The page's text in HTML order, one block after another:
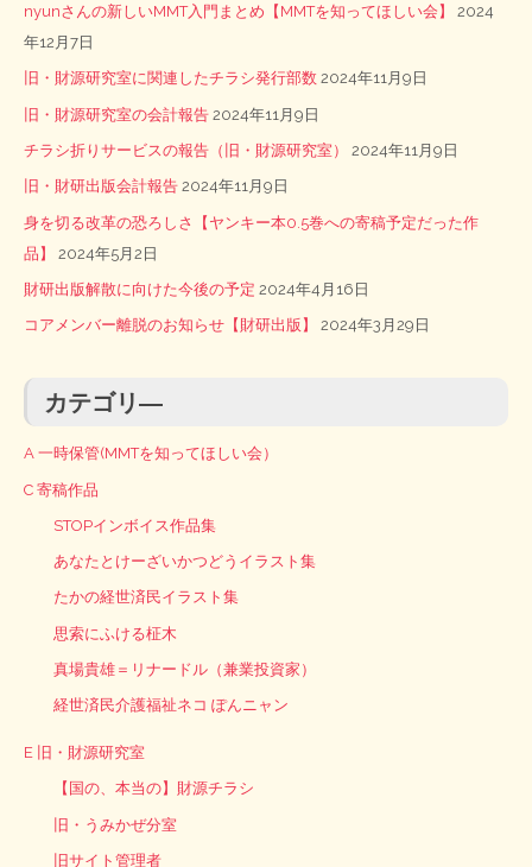
nyunさんの新しいMMT入門まとめ【MMTを知ってほしい会】
2024
年12月7日
旧・財源研究室に関連したチラシ発行部数 2024年11月9日
旧・財源研究室の会計報告 2024年11月9日
チラシ折りサービスの報告（旧・財源研究室） 2024年11月9日
旧・財研出版会計報告 2024年11月9日
身を切る改革の恐ろしさ【ヤンキー本0.5巻への寄稿予定だった作
品】
2024年5月2日
財研出版解散に向けた今後の予定 2024年4月16日
コアメンバー離脱のお知らせ【財研出版】 2024年3月29日
カテゴリ―
A 一時保管(MMTを知ってほしい会）
C 寄稿作品
STOPインボイス作品集
あなたとけーざいかつどうイラスト集
たかの経世済民イラスト集
思索にふける柾木
真場貴雄＝リナードル（兼業投資家）
経世済民介護福祉ネコ ぽんニャン
E 旧・財源研究室
【国の、本当の】財源チラシ
旧・うみかぜ分室
旧サイト管理者